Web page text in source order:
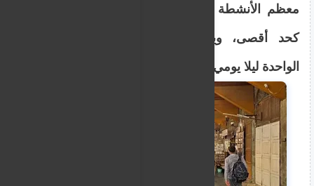
معظم الأنشطة عند الساعة الثانية عشرة ليلا
كحد أقصى، ويسمح للمطاعم بالتمديد إلى
الواحدة ليلا يومي الخميس والسبت.